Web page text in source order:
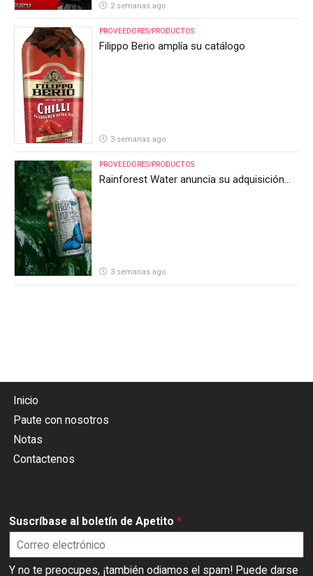
2 semanas ago
PROVEEDORES/PRODUCTOS
Filippo Berio amplía su catálogo
3 semanas ago
PROVEEDORES/PRODUCTOS
Rainforest Water anuncia su adquisición
3 semanas ago
Inicio
Paute con nosotros
Notas
Contactenos
Suscríbase al boletín de Apetito *
Y no te preocupes, ¡también odiamos el spam! Puede darse